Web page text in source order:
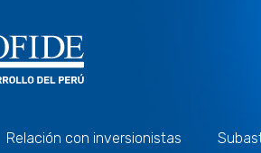
Relación con inversionistas